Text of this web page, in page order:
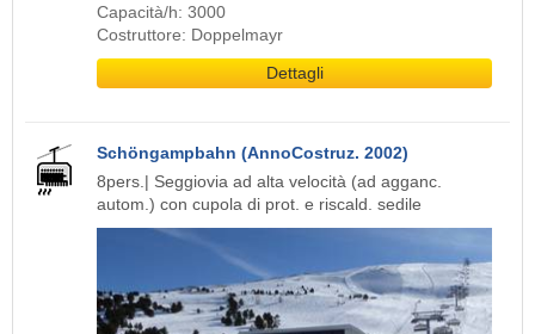
Capacità/h: 3000
Costruttore: Doppelmayr
Dettagli
Schöngampbahn (AnnoCostruz. 2002)
8pers.| Seggiovia ad alta velocità (ad agganc.
autom.) con cupola di prot. e riscald. sedile